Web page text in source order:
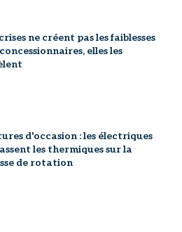
ne créent pas les faiblesses
elles les
d'occasion : les électriques
les thermiques sur la
de rotation